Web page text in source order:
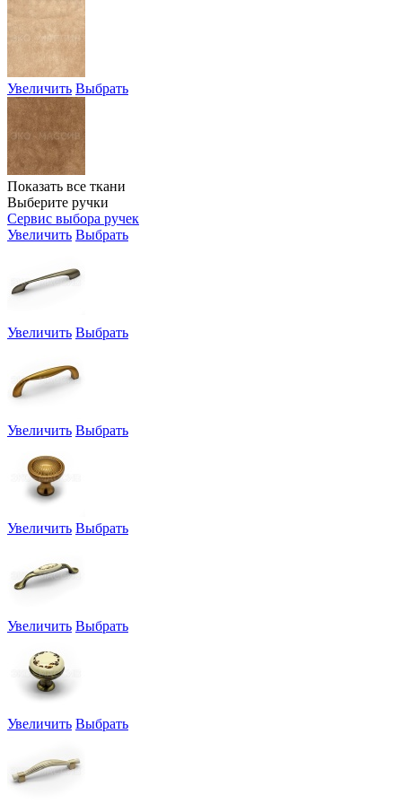
Увеличить Выбрать
Показать все ткани
Выберите ручки
Сервис выбора ручек
Увеличить Выбрать
Увеличить Выбрать
Увеличить Выбрать
Увеличить Выбрать
Увеличить Выбрать
Увеличить Выбрать